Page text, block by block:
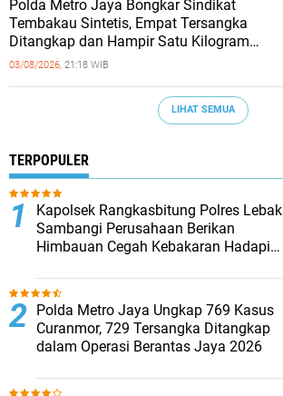
‎Polda Metro Jaya Bongkar Sindikat
Tembakau Sintetis, Empat Tersangka
Ditangkap dan Hampir Satu Kilogram
Barang Bukti Disita
03/08/2026, 21:18 WIB
LIHAT SEMUA
TERPOPULER
Kapolsek Rangkasbitung Polres Lebak
Sambangi Perusahaan Berikan
Himbauan Cegah Kebakaran Hadapi
Polda Metro Jaya Ungkap 769 Kasus
Curanmor, 729 Tersangka Ditangkap
dalam Operasi Berantas Jaya 2026‎